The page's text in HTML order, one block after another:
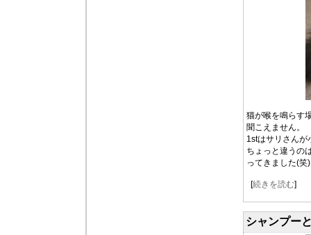
猫が喉を鳴らす
聞こえません。
1stはサリさんが
ちょっと違うの
ってきました(笑
[続きを読む]
シャンプー